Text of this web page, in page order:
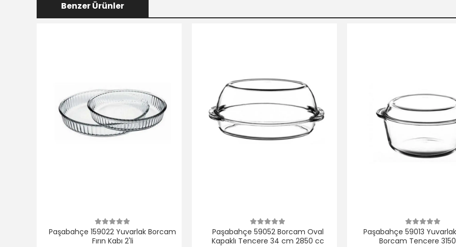
Benzer Ürünler
Paşabahçe 159022 Yuvarlak Borcam
Fırın Kabı 2'li
Paşabahçe 59052 Borcam Oval
Kapaklı Tencere 34 cm 2850 cc
Paşabahçe 59013 Yuvarlak
Borcam Tencere